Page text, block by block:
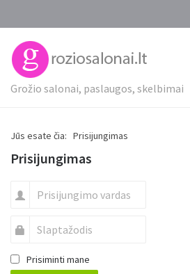
Grožio salonai, paslaugos, skelbimai
Jūs esate čia: Prisijungimas
Prisijungimas
Prisiminti mane